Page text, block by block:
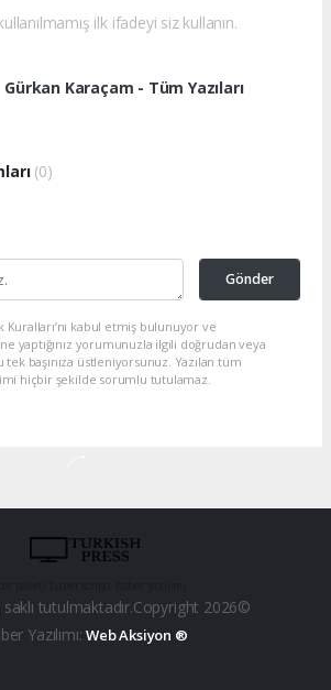
ilk ifadeyi siz kullanın.
Gürkan Karaçam - Tüm Yazıları
(0)
Gönder
kabul etmiş bulunuyor ve
yaptığınız yorumunuzla ilgili doğrudan veya
başınıza üstleniyorsunuz. Yazılan tüm
hiçbir şekilde sorumlu tutulamaz.
saklı tutulmaktadır.Copyright 2026©
Yazılımı:Web Aksiyon ®